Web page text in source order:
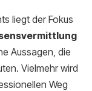
liegt der Fokus
Aussagen, die
Vielmehr wird
Weg